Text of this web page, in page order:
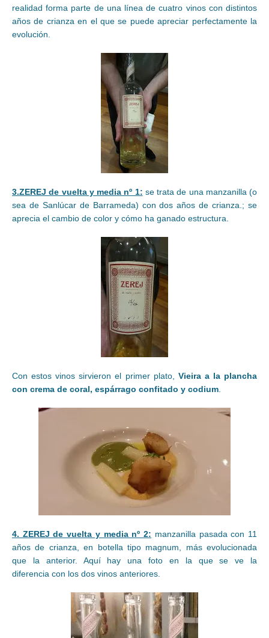
realidad forma parte de una línea de cuatro vinos con distintos
años de crianza en el que se puede apreciar perfectamente la
evolución.
3.ZEREJ de vuelta y media nº 1: se trata de una manzanilla (o
sea de Sanlúcar de Barrameda) con dos años de crianza.; se
aprecia el cambio de color y cómo ha ganado estructura.
Con estos vinos sirvieron el primer plato, Vieira a la plancha
con crema de coral, espárrago confitado y codium
4. ZEREJ de vuelta y media nº 2: manzanilla pasada con 11
años de crianza, en botella tipo magnum, más evolucionada
que la anterior. Aquí hay una foto en la que se ve la
diferencia con los dos vinos anteriores.